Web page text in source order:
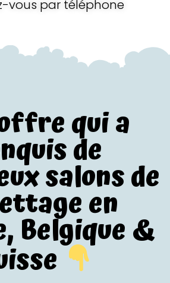
vous par téléphone
qui a
de
salons de
en
Belgique &